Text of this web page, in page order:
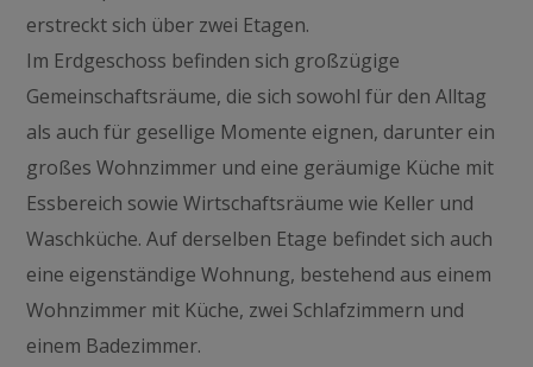
erstreckt sich über zwei Etagen.
Im Erdgeschoss befinden sich großzügige
Gemeinschaftsräume, die sich sowohl für den Alltag
als auch für gesellige Momente eignen, darunter ein
großes Wohnzimmer und eine geräumige Küche mit
Essbereich sowie Wirtschaftsräume wie Keller und
Waschküche. Auf derselben Etage befindet sich auch
eine eigenständige Wohnung, bestehend aus einem
Wohnzimmer mit Küche, zwei Schlafzimmern und
einem Badezimmer.